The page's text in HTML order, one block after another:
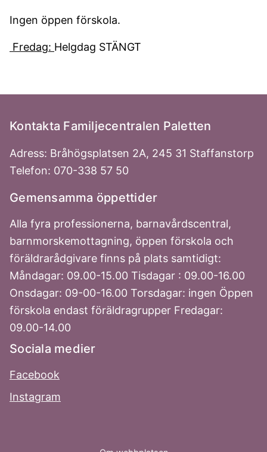
Ingen öppen förskola.
Fredag: Helgdag STÄNGT
Kontakta Familjecentralen Paletten
Adress: Bråhögsplatsen 2A, 245 31 Staffanstorp
Telefon: 070-338 57 50
Gemensamma öppettider
Alla fyra professionerna, barnavårdscentral,
barnmorskemottagning, öppen förskola och
föräldrarådgivare finns på plats samtidigt:
Måndagar: 09.00-15.00 Tisdagar : 09.00-16.00
Onsdagar: 09-00-16.00 Torsdagar: ingen Öppen
förskola endast föräldragrupper Fredagar:
09.00-14.00
Sociala medier
Facebook
Instagram